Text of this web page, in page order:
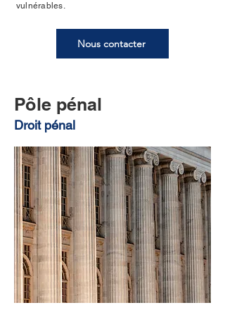
vulnérables.
Nous contacter
Pôle pénal
Droit pénal